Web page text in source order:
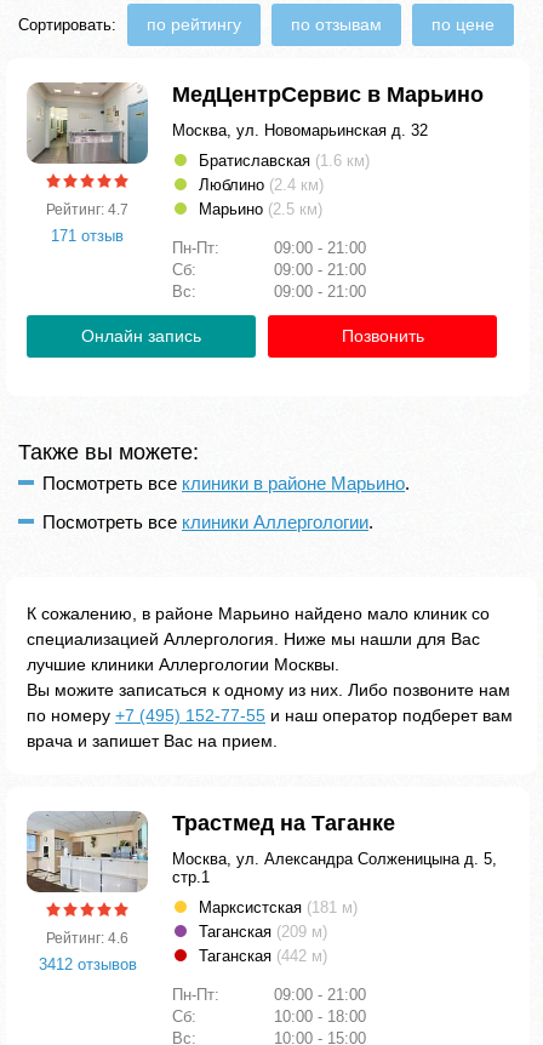
Сортировать: по рейтингу по отзывам по цене
Рейтинг: 4.7
171 отзыв
МедЦентрСервис в Марьино
Москва, ул. Новомарьинская д. 32
Братиславская (1.6 км)
Люблино (2.4 км)
Марьино (2.5 км)
Пн-Пт:
09:00 - 21:00
Сб:
09:00 - 21:00
Вс:
09:00 - 21:00
Онлайн запись Позвонить
Также вы можете:
Посмотреть все клиники в районе Марьино.
Посмотреть все клиники Аллергологии.
К сожалению, в районе Марьино найдено мало клиник со
специализацией Аллергология. Ниже мы нашли для Вас
лучшие клиники Аллергологии Москвы.
Вы можите записаться к одному из них. Либо позвоните нам
по номеру +7 (495) 152-77-55 и наш оператор подберет вам
врача и запишет Вас на прием.
Рейтинг: 4.6
3412 отзывов
Трастмед на Таганке
Москва, ул. Александра Солженицына д. 5,
стр.1
Марксистская (181 м)
Таганская (209 м)
Таганская (442 м)
Пн-Пт:
09:00 - 21:00
Сб:
10:00 - 18:00
Вс:
10:00 - 15:00